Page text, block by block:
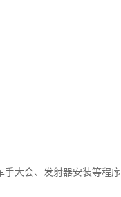
大会、发射器安装等程